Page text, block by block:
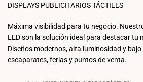
DISPLAYS PUBLICITARIOS TÁCTILES
Máxima visibilidad para tu negocio.
LED son la solución ideal para destacar tu
Diseños modernos, alta luminosidad y
escaparates, ferias y puntos de venta.